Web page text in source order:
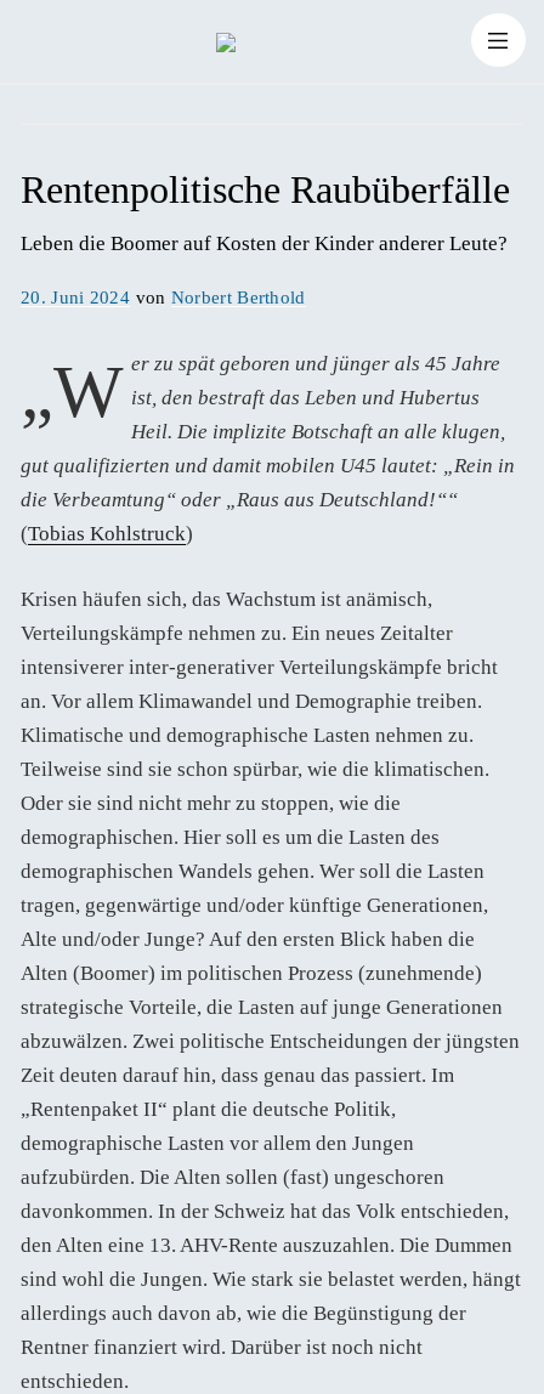
Rentenpolitische Raubüberfälle
Leben die Boomer auf Kosten der Kinder anderer Leute?
Veröffentlicht
20. Juni 2024 von Norbert Berthold
„Wer zu spät geboren und jünger als 45 Jahre ist, den bestraft das Leben und Hubertus
Heil. Die implizite Botschaft an alle klugen,
gut qualifizierten und damit mobilen U45 lautet: „Rein in
die Verbeamtung“ oder „Raus aus Deutschland!““
(Tobias Kohlstruck)
Krisen häufen sich, das Wachstum ist anämisch,
Verteilungskämpfe nehmen zu. Ein neues Zeitalter
intensiverer inter-generativer Verteilungskämpfe bricht
an. Vor allem Klimawandel und Demographie treiben.
Klimatische und demographische Lasten nehmen zu.
Teilweise sind sie schon spürbar, wie die klimatischen.
Oder sie sind nicht mehr zu stoppen, wie die
demographischen. Hier soll es um die Lasten des
demographischen Wandels gehen. Wer soll die Lasten
tragen, gegenwärtige und/oder künftige Generationen,
Alte und/oder Junge? Auf den ersten Blick haben die
Alten (Boomer) im politischen Prozess (zunehmende)
strategische Vorteile, die Lasten auf junge Generationen
abzuwälzen. Zwei politische Entscheidungen der jüngsten
Zeit deuten darauf hin, dass genau das passiert. Im
„Rentenpaket II“ plant die deutsche Politik,
demographische Lasten vor allem den Jungen
aufzubürden. Die Alten sollen (fast) ungeschoren
davonkommen. In der Schweiz hat das Volk entschieden,
den Alten eine 13. AHV-Rente auszuzahlen. Die Dummen
sind wohl die Jungen. Wie stark sie belastet werden, hängt
allerdings auch davon ab, wie die Begünstigung der
Rentner finanziert wird. Darüber ist noch nicht
entschieden.